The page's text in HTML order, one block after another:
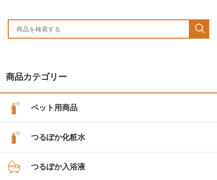
商品カテゴリー
ペット用商品
つるぽか化粧水
つるぽか入浴液